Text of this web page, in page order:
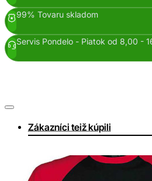
99% Tovaru skladom
Servis Pondelo - Piatok od 8,00 -
Zákazníci teiž kúpili